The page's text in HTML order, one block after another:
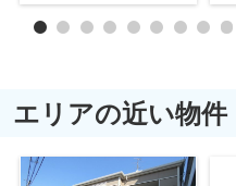
エリアの近い物件